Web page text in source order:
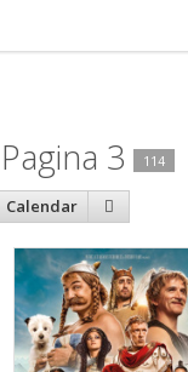
3 114
Calendar